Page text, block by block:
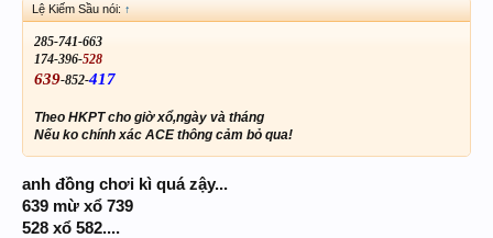
Lệ Kiếm Sầu nói: ↑
285-741-663
174-396-528
639-852-417
Theo HKPT cho giờ xổ,ngày và tháng
Nếu ko chính xác ACE thông cảm bỏ qua!
anh đồng chơi kì quá zậy...
639 mừ xổ 739
528 xổ 582....